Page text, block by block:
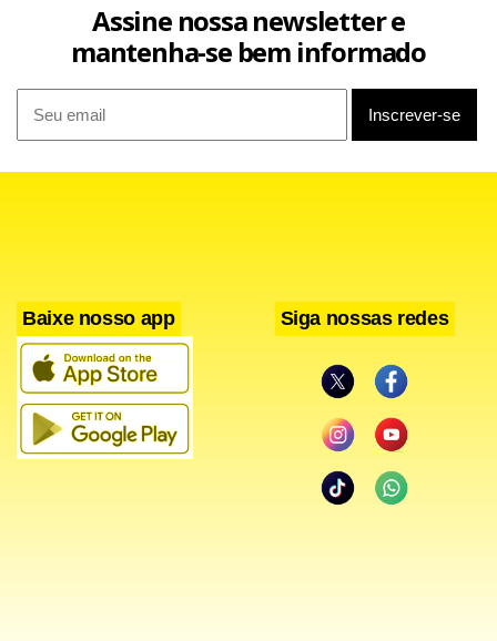
Uma das principais discussões do dia tratou do jornalismo
de impacto e da busca por relevância e função social. Daisy
Okoti explicou que o Daily Nation divide o retorno social
em três categorias: macro, quando uma denúncia leva à
Assine nossa newsletter e
mantenha-se bem informado
Baixe nosso app Siga nossas redes